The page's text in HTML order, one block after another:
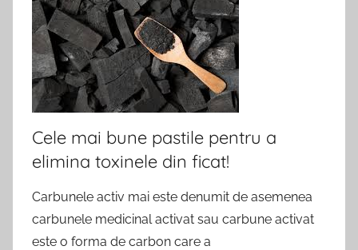
Cele mai bune pastile pentru a
elimina toxinele din ficat!
Carbunele activ mai este denumit de asemenea
carbunele medicinal activat sau carbune activat
este o forma de carbon care a